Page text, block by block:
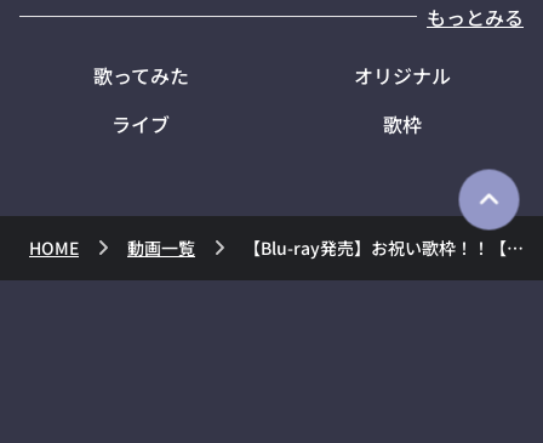
もっとみる
歌ってみた
オリジナル
ライブ
歌枠
HOME 動画一覧 【Blu-ray発売】お祝い歌枠！！【＃ときのそら生放送】